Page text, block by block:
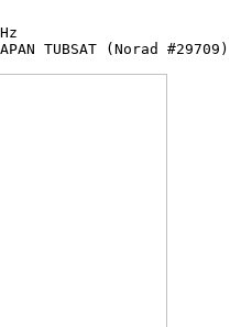
TUBSAT (Norad #29709)